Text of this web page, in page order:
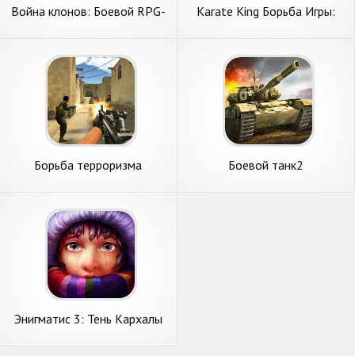
Война клонов: Боевой RPG-
Karate King Борьба Игры:
Борьба терроризма
Боевой танк2
Энигматис 3: Тень Кархалы